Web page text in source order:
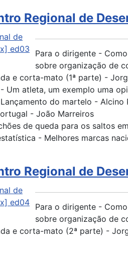
Regional de
Para o dirigente -
sobre organização de
e corta-mato (1ª parte) -
Um atleta, um exemplo uma
do martelo - Alcino
- João Marreiros
de queda para os saltos
- Melhores marcas
Regional de
Para o dirigente -
sobre organização de
e corta-mato (2ª parte) -